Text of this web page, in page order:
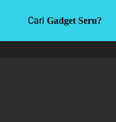
Cari Gadget Seru?